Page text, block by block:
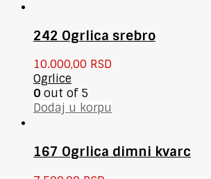
242 Ogrlica srebro
10.000,00 RSD
Ogrlice
0 out of 5
Dodaj u korpu
167 Ogrlica dimni kvarc